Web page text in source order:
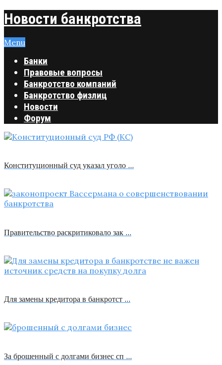
Новости банкротства
Menu
Банки
Правовые вопросы
Банкротство компаний
Банкротство физлиц
Новости
Форум
Конституционный суд указал уголо …
Правительство раскритиковало зак …
Для замены кредитора в банкротст …
За брошенный с долгами бизнес сп …